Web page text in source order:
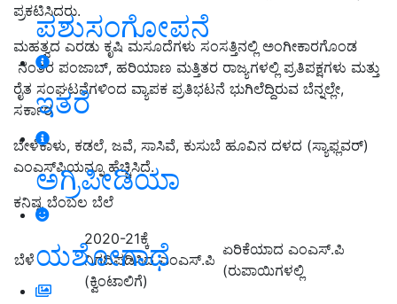
ಪಶುಸಂಗೋಪನೆ
ಇತರೆ
ಅಗ್ರಿಪೀಡಿಯಾ
ಯಶೋಗಾಥೆ
ಪ್ರಕಟಿಸಿದರು.
ಮಹತ್ವದ ಎರಡು ಕೃಷಿ ಮಸೂದೆಗಳು ಸಂಸತ್ತಿನಲ್ಲಿ ಅಂಗೀಕಾರಗೊಂಡ
ನಂತರ ಪಂಜಾಬ್, ಹರಿಯಾಣ ಮತ್ತಿತರ ರಾಜ್ಯಗಳಲ್ಲಿ ಪ್ರತಿಪಕ್ಷಗಳು ಮತ್ತು
ರೈತ ಸಂಘಟನೆಗಳಿಂದ ವ್ಯಾಪಕ ಪ್ರತಿಭಟನೆ ಭುಗಿಲೆದ್ದಿರುವ ಬೆನ್ನಲ್ಲೇ,
ಸರ್ಕಾರ
ಬೇಳೆಕಾಳು, ಕಡಲೆ, ಜವೆ, ಸಾಸಿವೆ, ಕುಸುಬೆ ಹೂವಿನ ದಳದ (ಸ್ಯಾಫ್ಲವರ್‌)
ಎಂಎಸ್‌ಪಿಯನ್ನೂ ಹೆಚ್ಚಿಸಿದೆ.
ಕನಿಷ್ಟ ಬೆಂಬಲ ಬೆಲೆ
ಬೆಳೆ
2020-21ಕ್ಕೆ
ನಿಗದಿಪಡಿಸಿದ ಎಂಎಸ್.ಪಿ
(ಕ್ವಿಂಟಾಲಿಗೆ)
ಏರಿಕೆಯಾದ ಎಂಎಸ್.ಪಿ
(ರುಪಾಯಿಗಳಲ್ಲಿ